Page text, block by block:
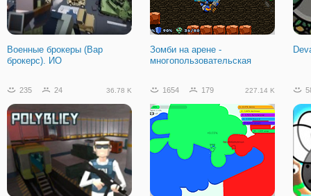
Симулятор Доставки Груза
3Д
Военные брокеры (Вар
брокерс). ИО
Зомби на арене -
многопользовательская
235 24 36.78 K 1654 179 227.14 K